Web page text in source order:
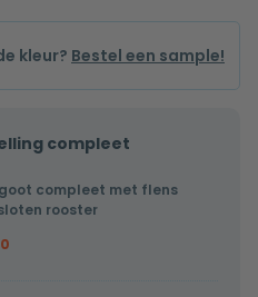
kleur? Bestel een sample!
compleet
compleet met flens
rooster